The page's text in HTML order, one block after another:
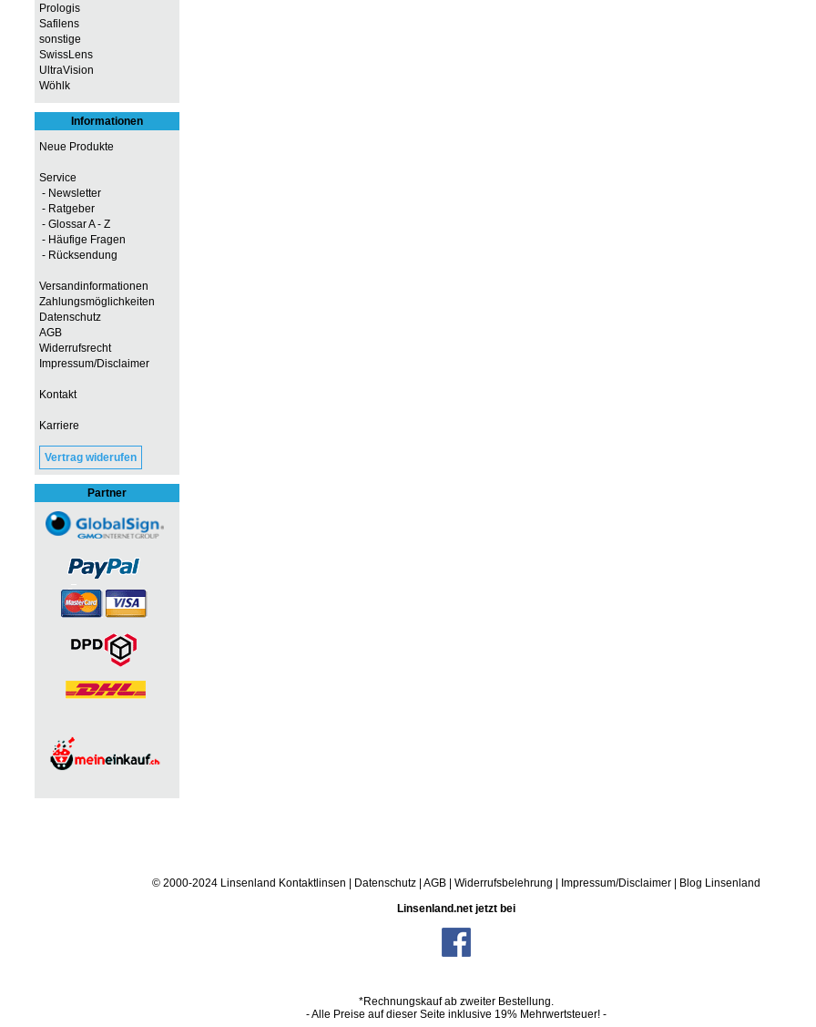
Prologis
Safilens
sonstige
SwissLens
UltraVision
Wöhlk
Informationen
Neue Produkte
Service
- Newsletter
- Ratgeber
- Glossar A - Z
- Häufige Fragen
- Rücksendung
Versandinformationen
Zahlungsmöglichkeiten
Datenschutz
AGB
Widerrufsrecht
Impressum/Disclaimer
Kontakt
Karriere
Vertrag widerufen
Partner
© 2000-2024 Linsenland Kontaktlinsen Datenschutz AGB Widerrufsbelehrung Impressum/Disclaimer
Blog Linsenland
Linsenland.net jetzt bei
*Rechnungskauf ab zweiter Bestellung.
- Alle Preise auf dieser Seite inklusive 19% Mehrwertsteuer! -